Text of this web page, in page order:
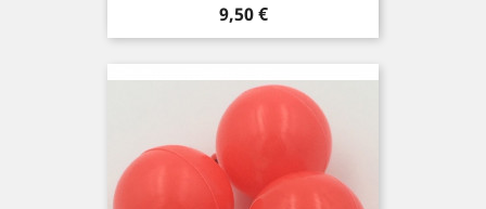
Precio
9,50 €